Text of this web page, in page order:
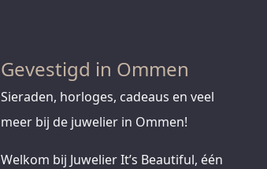
Gevestigd in Ommen
Sieraden, horloges, cadeaus en veel
meer bij de juwelier in Ommen!
Welkom bij Juwelier It’s Beautiful, één